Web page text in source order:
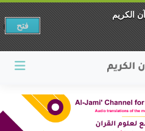
الكريم
فتح